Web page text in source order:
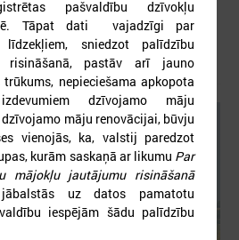
pārrunā DigiSoc sadarbības līguma
pašvaldību dzīvokļu
Tāpat dati vajadzīgi par
sniedzot palīdzību
risināšanā, pastāv arī jauno
nepieciešama apkopota
dzīvojamo māju
māju renovācijai, būvju
vienojās, ka, valstij paredzot
kurām saskaņā ar likumu Par
mājokļu jautājumu risināšanā
uz datos pamatotu
iespējām šādu palīdzību